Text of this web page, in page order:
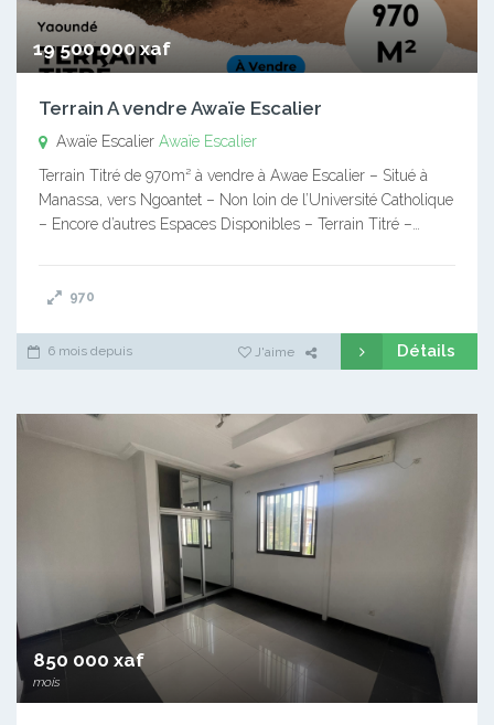
19 500 000 xaf
Terrain A vendre Awaïe Escalier
Awaïe Escalier Awaïe Escalier
Terrain Titré de 970m² à vendre à Awae Escalier – Situé à
Manassa, vers Ngoantet – Non loin de l’Université Catholique
– Encore d’autres Espaces Disponibles – Terrain Titré –…
970
6 mois depuis J'aime Détails
850 000 xaf
mois